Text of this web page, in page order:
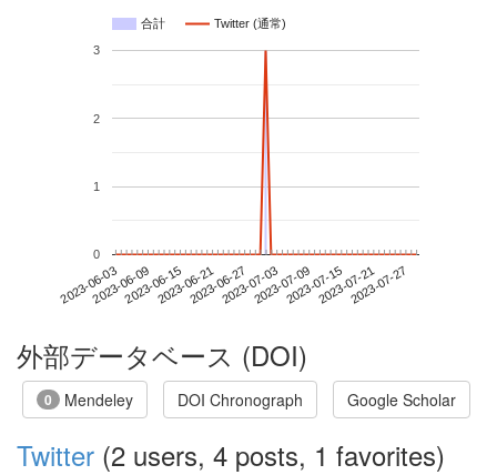
合計 Twitter (通常)
2023-06-032023-06-092023-06-152023-06-212023-06-272023-07-032023-07-092023-07-152023-07-212023-07-27
0
1
2
3
外部データベース (DOI)
0 Mendeley DOI Chronograph Google Scholar
Twitter (2 users, 4 posts, 1 favorites)